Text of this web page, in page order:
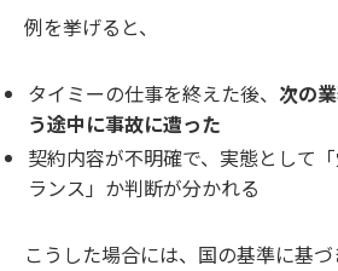
例を挙げると、
タイミーの仕事を終えた後、 次の
う途中に事故に遭った
契約内容が不明確で、実態として
ランス」か判断が分かれる
こうした場合には、国の基準に基づ